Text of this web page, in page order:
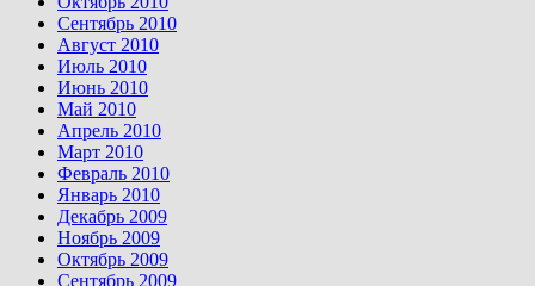
Сентябрь 2010
Август 2010
Июль 2010
Июнь 2010
Май 2010
Апрель 2010
Март 2010
Февраль 2010
Январь 2010
Декабрь 2009
Ноябрь 2009
Октябрь 2009
Сентябрь 2009